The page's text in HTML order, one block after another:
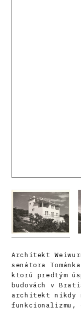
Architekt
senátora
ktorú predtým
budovách v
architekt nikdy
funkcionalizmu,